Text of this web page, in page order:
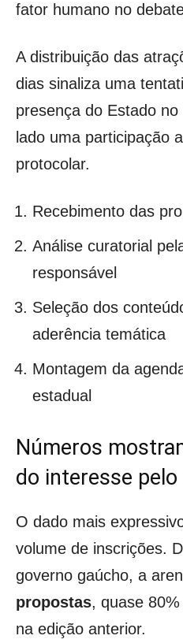
fator humano no
A distribuição das
dias sinaliza uma
presença do Estado
lado uma participação
protocolar.
Recebimento das
Análise curatorial
responsável
Seleção dos
aderência temática
Montagem da
estadual
Números
do interesse pelo
O dado mais
volume de inscrições.
governo gaúcho, a
propostas, quase
na edição anterior.